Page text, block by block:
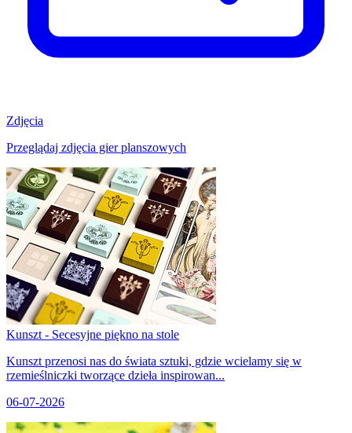
Zdjęcia
Przeglądaj zdjęcia gier planszowych
Kunszt - Secesyjne piękno na stole
Kunszt przenosi nas do świata sztuki, gdzie wcielamy się w
rzemieślniczki tworzące dzieła inspirowan...
06-07-2026